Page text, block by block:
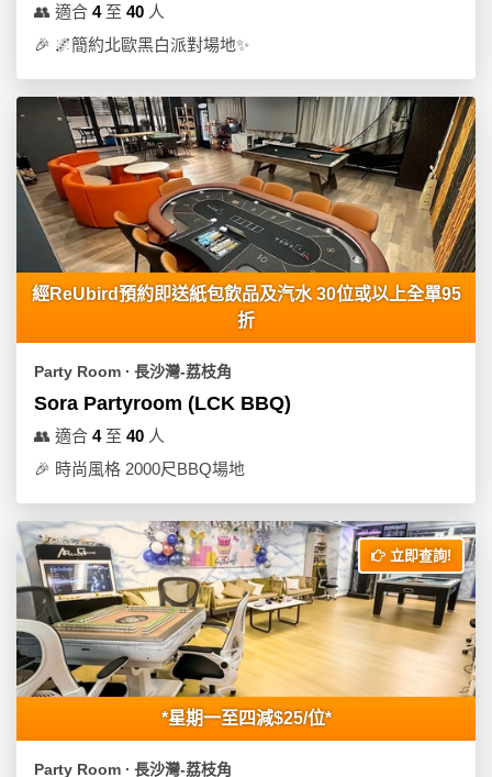
👥 適合 4至 40 人
🎉 🌌簡約北歐黑白派對場地✨
經ReUbird預約即送紙包飲品及汽水 30位或以上全單95
折
Party Room ∙ 長沙灣-荔枝角
Sora Partyroom (LCK BBQ)
👥 適合 4至 40 人
🎉 時尚風格 2000尺BBQ場地
立即查詢!
*星期一至四減$25/位*
Party Room ∙ 長沙灣-荔枝角